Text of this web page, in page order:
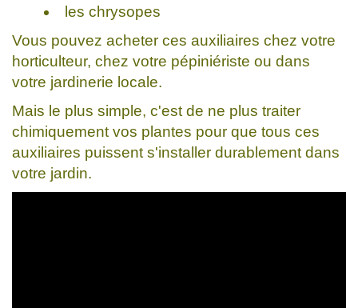
les chrysopes
Vous pouvez acheter ces auxiliaires chez votre
horticulteur, chez votre pépiniériste ou dans
votre jardinerie locale.
Mais le plus simple, c'est de ne plus traiter
chimiquement vos plantes pour que tous ces
auxiliaires puissent s'installer durablement dans
votre jardin.